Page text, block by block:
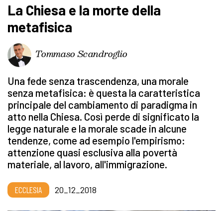
La Chiesa e la morte della
metafisica
Tommaso Scandroglio
Una fede senza trascendenza, una morale
senza metafisica: è questa la caratteristica
principale del cambiamento di paradigma in
atto nella Chiesa. Così perde di significato la
legge naturale e la morale scade in alcune
tendenze, come ad esempio l'empirismo:
attenzione quasi esclusiva alla povertà
materiale, al lavoro, all'immigrazione.
ECCLESIA 20_12_2018